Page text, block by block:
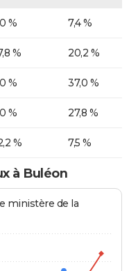
% 7,4 %
% 20,2 %
% 37,0 %
% 27,8 %
% 7,5 %
à Buléon
ministère de la